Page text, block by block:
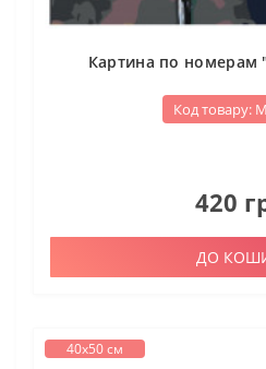
Картина по номерам
Код товару:
420
ДО
40х50 см